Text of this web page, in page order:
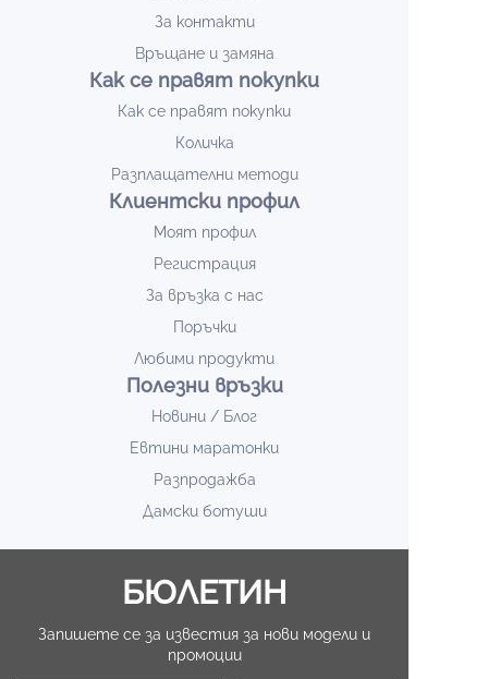
За контакти
Връщане и замяна
Как се правят покупки
Как се правят покупки
Количка
Разплащателни методи
Клиентски профил
Моят профил
Регистрация
За връзка с нас
Поръчки
Любими продукти
Полезни връзки
Новини / Блог
Евтини маратонки
Разпродажба
Дамски ботуши
БЮЛЕТИН
Запишете се за известия за нови модели и
промоции